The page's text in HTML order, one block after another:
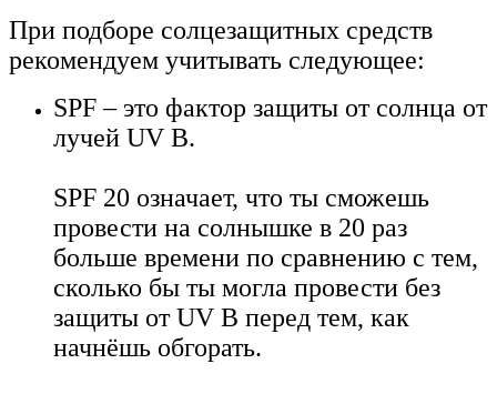
При подборе солцезащитных средств
рекомендуем учитывать следующее:
SPF – это фактор защиты от солнца от
лучей UV B.
SPF 20 означает, что ты сможешь
провести на солнышке в 20 раз
больше времени по сравнению с тем,
сколько бы ты могла провести без
защиты от UV B перед тем, как
начнёшь обгорать.